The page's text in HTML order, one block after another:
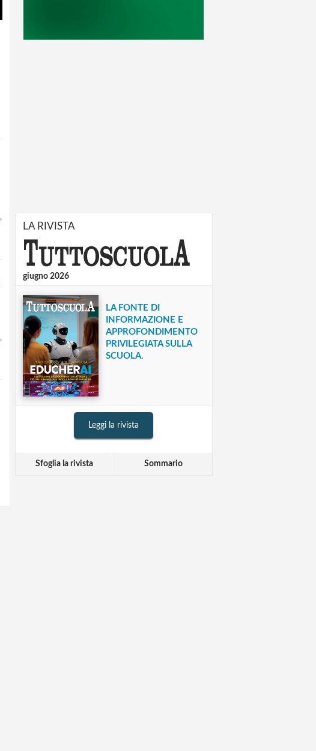
LA RIVISTA
giugno 2026
LA FONTE DI
INFORMAZIONE E
APPROFONDIMENTO
PRIVILEGIATA SULLA
SCUOLA.
Leggi la rivista
Sfoglia la rivista Sommario